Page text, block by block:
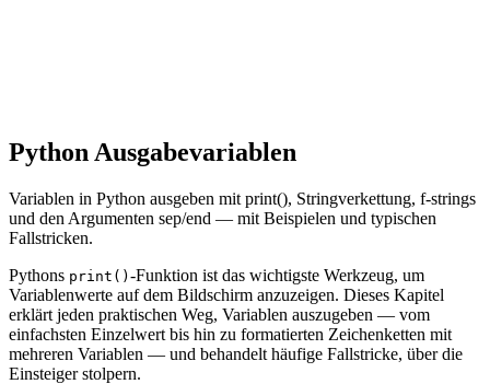
Python Ausgabevariablen
Variablen in Python ausgeben mit print(), Stringverkettung, f-strings
und den Argumenten sep/end — mit Beispielen und typischen
Fallstricken.
Pythons print() -Funktion ist das wichtigste Werkzeug, um
Variablenwerte auf dem Bildschirm anzuzeigen. Dieses Kapitel
erklärt jeden praktischen Weg, Variablen auszugeben — vom
einfachsten Einzelwert bis hin zu formatierten Zeichenketten mit
mehreren Variablen — und behandelt häufige Fallstricke, über die
Einsteiger stolpern.